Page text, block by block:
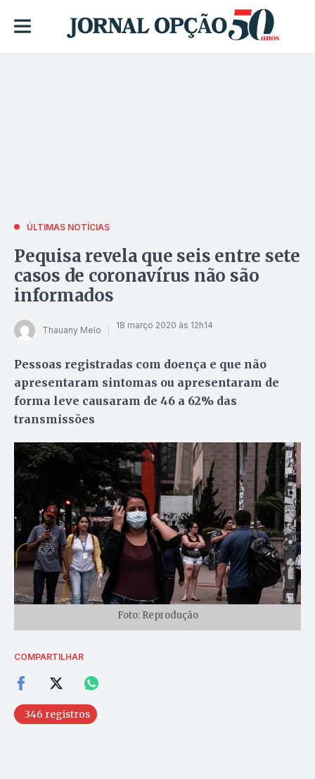
ÚLTIMAS NOTÍCIAS
Pequisa revela que seis entre sete
casos de coronavírus não são
informados
Thauany Melo 18 março 2020 às 12h14
Pessoas registradas com doença e que não
apresentaram sintomas ou apresentaram de
forma leve causaram de 46 a 62% das
transmissões
Foto: Reprodução
COMPARTILHAR
346 registros